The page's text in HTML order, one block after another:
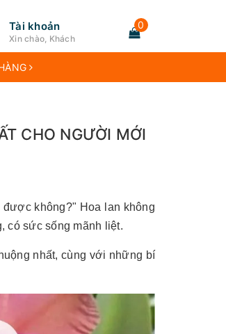
Tài khoản
Xin chào, Khách
0
CHO NGƯỜI MỚI
không?" Hoa lan không
có sức sống mãnh liệt.
nhất, cùng với những bí